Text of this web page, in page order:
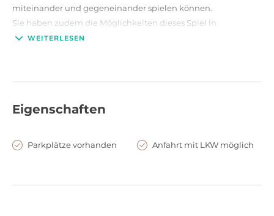
miteinander und gegeneinander spielen können.
Sie haben zudem die Möglichkeiten dieses Spiel in
eine unvergessliche Betriebsveranstaltung
Für internationale Gäste oder Meetings ist die Mind Arena®
WEITERLESEN
Eigenschaften
Parkplätze vorhanden Anfahrt mit LKW möglich